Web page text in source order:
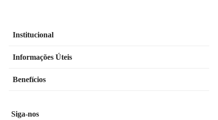
Institucional
Informações Úteis
Benefícios
Siga-nos